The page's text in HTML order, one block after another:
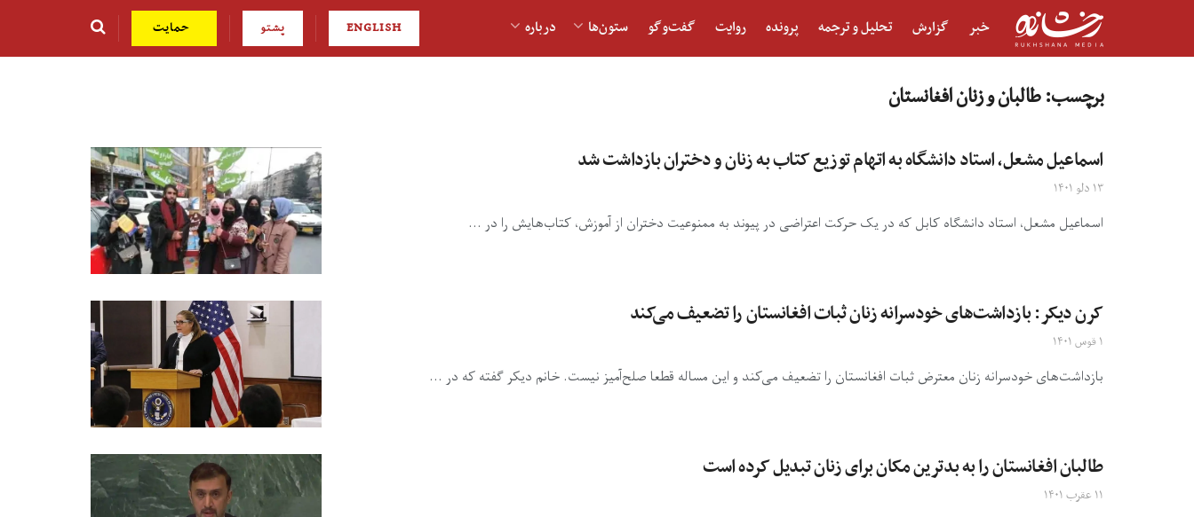
خبر گزارش تحلیل و ترجمه پرونده روایت گفت‌و‎گو ستون‌ها درباره ENGLISH پشتو حمایت
برچسب:طالبان و زنان افغانستان
اسماعیل مشعل، استاد دانشگاه به اتهام توزیع کتاب به زنان و دختران بازداشت شد
۱۳ دلو ۱۴۰۱
اسماعیل مشعل، استاد دانشگاه کابل که در یک حرکت اعتراضی در پیوند به ممنوعیت دختران از آموزش، کتاب‌هایش را در ...
کرن دیکر: بازداشت‌های خودسرانه زنان ثبات افغانستان را تضعیف می‌کند
۱ قوس ۱۴۰۱
بازداشت‌های خودسرانه زنان معترض ثبات افغانستان را تضعیف می‌کند و این مساله قطعا صلح‌آمیز نیست. خانم دیکر گفته که در ...
طالبان افغانستان را به بدترین مکان برای زنان تبدیل کرده‌ است
۱۱ عقرب ۱۴۰۱